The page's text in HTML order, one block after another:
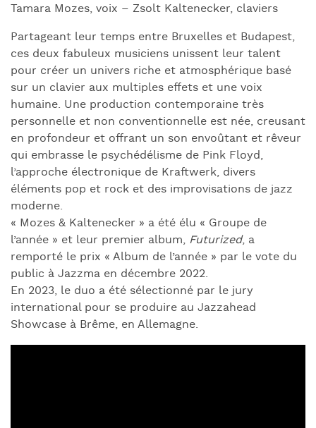
Tamara Mozes, voix – Zsolt Kaltenecker, claviers
Partageant leur temps entre Bruxelles et Budapest,
ces deux fabuleux musiciens unissent leur talent
pour créer un univers riche et atmosphérique basé
sur un clavier aux multiples effets et une voix
humaine. Une production contemporaine très
personnelle et non conventionnelle est née, creusant
en profondeur et offrant un son envoûtant et rêveur
qui embrasse le psychédélisme de Pink Floyd,
l’approche électronique de Kraftwerk, divers
éléments pop et rock et des improvisations de jazz
moderne.
« Mozes & Kaltenecker » a été élu « Groupe de
l’année » et leur premier album, Futurized, a
remporté le prix « Album de l’année » par le vote du
public à Jazzma en décembre 2022.
En 2023, le duo a été sélectionné par le jury
international pour se produire au Jazzahead
Showcase à Brême, en Allemagne.